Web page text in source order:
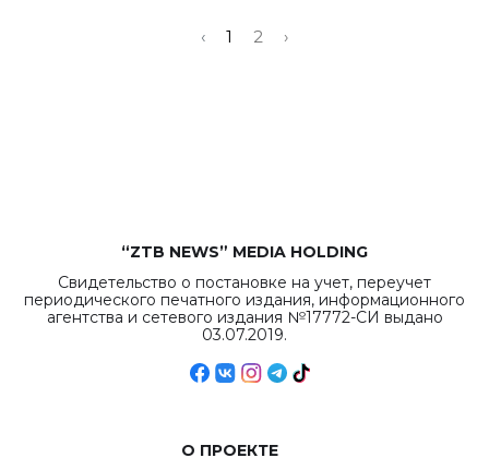
‹ 1 2 ›
“ZTB NEWS” MEDIA HOLDING
Свидетельство о постановке на учет, переучет
периодического печатного издания, информационного
агентства и сетевого издания №17772-СИ выдано
03.07.2019.
О ПРОЕКТЕ